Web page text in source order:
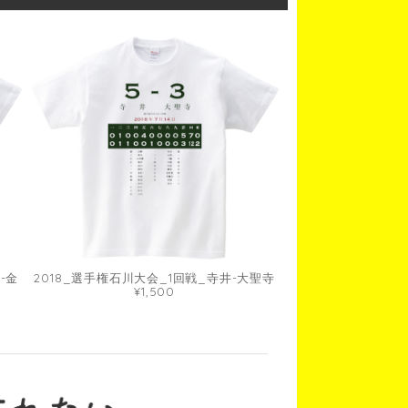
金
2018_選手権石川大会_1回戦_寺井-大聖寺
¥1,500